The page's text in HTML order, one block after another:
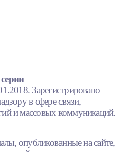
Зарегистрировано
в сфере связи,
и массовых коммуникаций.
опубликованные на сайте,